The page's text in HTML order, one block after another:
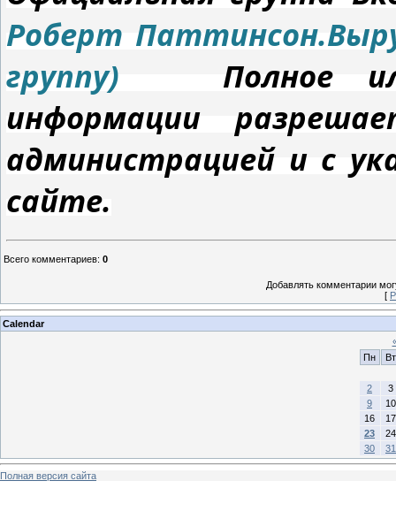
Роберт
группу) Полное или
информации
администрацией и с
сайте.
Всего комментариев: 0
Добавлять комментарии
[
Calendar
Пн
Вт
2
3
9
10
16
17
23
24
30
31
Полная версия сайта